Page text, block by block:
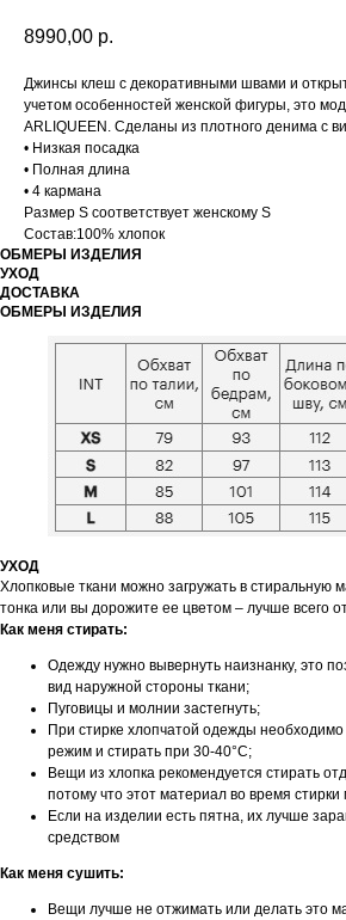
8990,00 р.
Джинсы клеш с декоративными швами и
учетом особенностей женской фигуры, это
ARLIQUEEN. Сделаны из плотного денима c
• Низкая посадка
• Полная длина
• 4 кармана
Размер S соответствует женскому S
Состав:100% хлопок
ОБМЕРЫ ИЗДЕЛИЯ
УХОД
ДОСТАВКА
ОБМЕРЫ ИЗДЕЛИЯ
УХОД
Хлопковые ткани можно загружать в стиральную
тонка или вы дорожите ее цветом – лучше всего
Как меня стирать:
Одежду нужно вывернуть наизнанку, это
вид наружной стороны ткани;
Пуговицы и молнии застегнуть;
При стирке хлопчатой одежды
режим и стирать при 30-40°C;
Вещи из хлопка рекомендуется стирать
потому что этот материал во время стирки
Если на изделии есть пятна, их лучше
средством
Как меня сушить:
Вещи лучше не отжимать или делать это